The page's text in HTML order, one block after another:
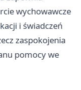
wychowawcze
i świadczeń
zaspokojenia
pomocy we